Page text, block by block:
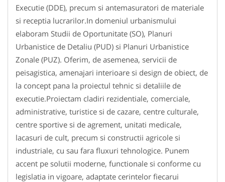
Executie (DDE), precum si antemasuratori de materiale
si receptia lucrarilor.In domeniul urbanismului
elaboram Studii de Oportunitate (SO), Planuri
Urbanistice de Detaliu (PUD) si Planuri Urbanistice
Zonale (PUZ). Oferim, de asemenea, servicii de
peisagistica, amenajari interioare si design de obiect, de
la concept pana la proiectul tehnic si detaliile de
executie.Proiectam cladiri rezidentiale, comerciale,
administrative, turistice si de cazare, centre culturale,
centre sportive si de agrement, unitati medicale,
lacasuri de cult, precum si constructii agricole si
industriale, cu sau fara fluxuri tehnologice. Punem
accent pe solutii moderne, functionale si conforme cu
legislatia in vigoare, adaptate cerintelor fiecarui